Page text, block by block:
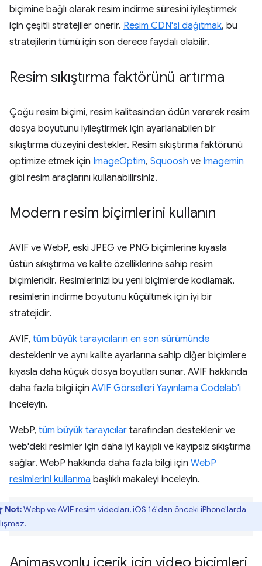
biçimine bağlı olarak resim indirme süresini iyileştirmek
için çeşitli stratejiler önerir. Resim CDN'si dağıtmak, bu
stratejilerin tümü için son derece faydalı olabilir.
Resim sıkıştırma faktörünü artırma
Çoğu resim biçimi, resim kalitesinden ödün vererek resim
dosya boyutunu iyileştirmek için ayarlanabilen bir
sıkıştırma düzeyini destekler. Resim sıkıştırma faktörünü
optimize etmek için ImageOptim, Squoosh ve Imagemin
gibi resim araçlarını kullanabilirsiniz.
Modern resim biçimlerini kullanın
AVIF ve WebP, eski JPEG ve PNG biçimlerine kıyasla
üstün sıkıştırma ve kalite özelliklerine sahip resim
biçimleridir. Resimlerinizi bu yeni biçimlerde kodlamak,
resimlerin indirme boyutunu küçültmek için iyi bir
stratejidir.
AVIF, tüm büyük tarayıcıların en son sürümünde
desteklenir ve aynı kalite ayarlarına sahip diğer biçimlere
kıyasla daha küçük dosya boyutları sunar. AVIF hakkında
daha fazla bilgi için AVIF Görselleri Yayınlama Codelab'i
inceleyin.
WebP, tüm büyük tarayıcılar tarafından desteklenir ve
web'deki resimler için daha iyi kayıplı ve kayıpsız sıkıştırma
sağlar. WebP hakkında daha fazla bilgi için WebP
resimlerini kullanma başlıklı makaleyi inceleyin.
Not:Webp ve AVIF resim videoları, iOS 16'dan önceki iPhone'larda